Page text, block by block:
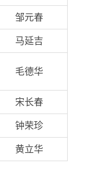
邹元春
马延吉
毛德华
宋长春
钟荣珍
黄立华